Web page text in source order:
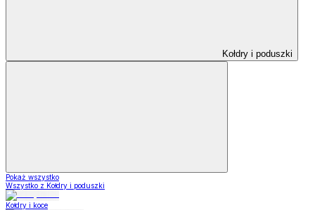
Kołdry i poduszki
Pokaż wszystko
Wszystko z Kołdry i poduszki
Kołdry i koce